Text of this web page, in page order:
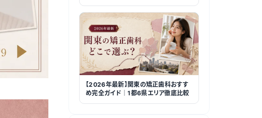
【2026年最新】関東の矯正歯科おすす
め完全ガイド｜1都6県エリア徹底比較